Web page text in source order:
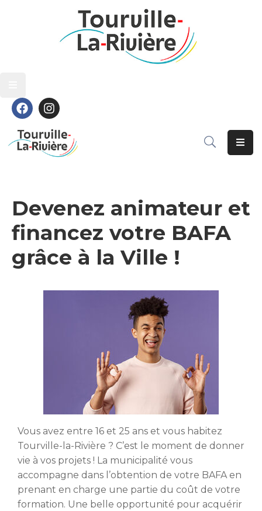
Découvrir
Grandir
S’épanouir
Contact
Grandir
S’épanouir
Contact
Devenez animateur et
financez votre BAFA
grâce à la Ville !
Vous avez entre 16 et 25 ans et vous habitez
Tourville-la-Rivière ? C’est le moment de donner
vie à vos projets ! La municipalité vous
accompagne dans l’obtention de votre BAFA en
prenant en charge une partie du coût de votre
formation. Une belle opportunité pour acquérir